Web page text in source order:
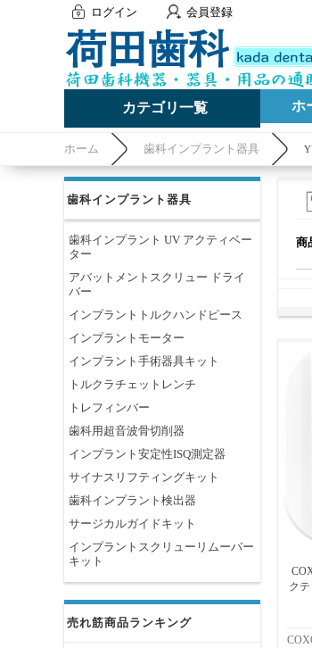
ログイン 会員登録
カテゴリ一覧 ホ
ホーム 歯科インプラント器具
歯科インプラント器具
歯科インプラント UV アクティベー
ター
アバットメントスクリュー ドライ
バー
インプラントトルクハンドピース
インプラントモーター
インプラント手術器具キット
トルクラチェットレンチ
トレフィンバー
歯科用超音波骨切削器
インプラント安定性ISQ測定器
サイナスリフティングキット
歯科インプラント検出器
サージカルガイドキット
インプラントスクリューリムーバー
キット
売れ筋商品ランキング
商
ク